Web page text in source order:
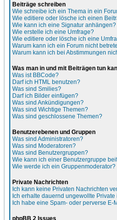
Beiträge schreiben
Wie schreibe ich ein Thema in ein
Wie editiere oder lösche ich einen
Wie kann ich eine Signatur anhängen?
Wie erstelle ich eine Umfrage?
Wie editiere oder lösche ich eine
Warum kann ich ein Forum nicht
Warum kann ich bei Abstimmungen
Was man in und mit Beiträgen tun
Was ist BBCode?
Darf ich HTML benutzen?
Was sind Smilies?
Darf ich Bilder einfügen?
Was sind Ankündigungen?
Was sind Wichtige Themen?
Was sind geschlossene Themen?
Benutzerebenen und Gruppen
Was sind Administratoren?
Was sind Moderatoren?
Was sind Benutzergruppen?
Wie kann ich einer Benutzergruppe
Wie werde ich ein Gruppenmoderator?
Private Nachrichten
Ich kann keine Privaten Nachrichten
Ich erhalte dauernd ungewollte Private
Ich habe eine Spam- oder perverse
phpBB 2 Issues